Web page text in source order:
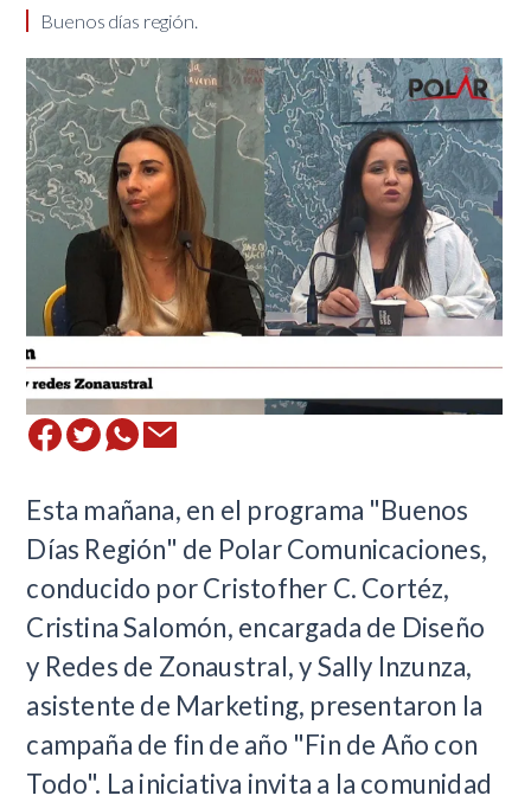
Buenos días región.
Esta mañana, en el programa "Buenos
Días Región" de Polar Comunicaciones,
conducido por Cristofher C. Cortéz,
Cristina Salomón, encargada de Diseño
y Redes de Zonaustral, y Sally Inzunza,
asistente de Marketing, presentaron la
campaña de fin de año "Fin de Año con
Todo". La iniciativa invita a la comunidad